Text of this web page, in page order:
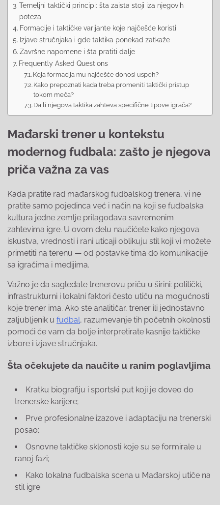
Temeljni taktički principi: šta zaista stoji iza njegovih
poteza
Formacije i taktičke varijante koje najčešće koristi
Izjave stručnjaka i gde taktika ponekad zatkaže
Završne napomene i šta pratiti dalje
Frequently Asked Questions
Koja formacija mu najčešće donosi uspeh?
Kako prepoznati kada treba promeniti taktički pristup
tokom meča?
Da li njegova taktika zahteva specifične tipove igrača?
Mađarski trener u kontekstu
modernog fudbala: zašto je njegova
priča važna za vas
Kada pratite rad mađarskog fudbalskog trenera, vi ne
pratite samo pojedinca već i način na koji se fudbalska
kultura jedne zemlje prilagođava savremenim
zahtevima igre. U ovom delu naučićete kako njegova
iskustva, vrednosti i rani uticaji oblikuju stil koji vi možete
primetiti na terenu — od postavke tima do komunikacije
sa igračima i medijima.
Važno je da sagledate trenerovu priču u širini: politički,
infrastrukturni i lokalni faktori često utiču na mogućnosti
koje trener ima. Ako ste analitičar, trener ili jednostavno
zaljubljenik u fudbal, razumevanje tih početnih okolnosti
pomoći će vam da bolje interpretirate kasnije taktičke
izbore i izjave stručnjaka.
Šta očekujete da naučite u ranim poglavljima
Kratku biografiju i sportski put koji je doveo do
trenerske karijere;
Prve profesionalne izazove i adaptaciju na trenerski
posao;
Osnovne taktičke sklonosti koje su se formirale u
ranoj fazi;
Kako lokalna fudbalska scena u Mađarskoj utiče na
stil igre.